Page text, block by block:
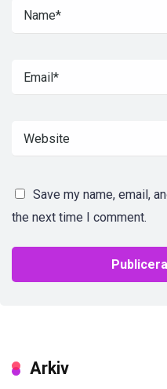
Save my name, email,
the next time I comment.
Arkiv